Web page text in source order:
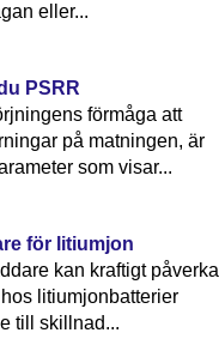
eller...
PSRR
förmåga att
på matningen, är
som visar...
för litiumjon
kan kraftigt påverka
litiumjonbatterier
till skillnad...